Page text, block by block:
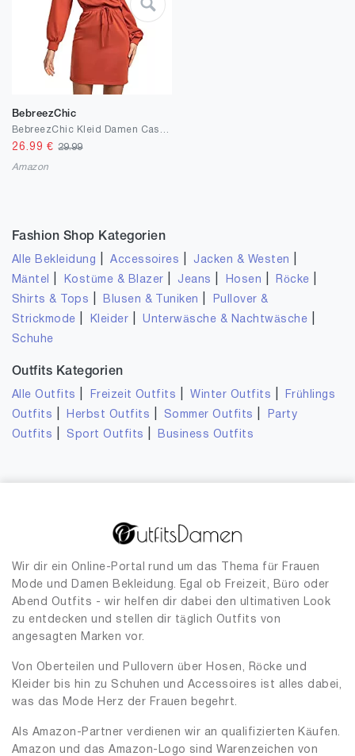
BebreezChic
26.99 €29.99
Amazon
Fashion Shop Kategorien
Alle Bekleidung |Accessoires Jacken & Westen
Mäntel Kostüme & Blazer Jeans Hosen Röcke
Shirts & Tops Blusen & Tuniken
Pullover &
Strickmode
Kleider |Unterwäsche & Nachtwäsche
Schuhe
Outfits Kategorien
Alle Outfits Freizeit Outfits |Winter Outfits
Frühlings
Outfits
Herbst Outfits Sommer Outfits
Party
Outfits
Sport Outfits Business Outfits
Wir dir ein Online-Portal rund um das Thema für Frauen
Mode und Damen Bekleidung. Egal ob Freizeit, Büro oder
Abend Outfits - wir helfen dir dabei den ultimativen Look
zu entdecken und stellen dir täglich Outfits von
angesagten Marken vor.
Von Oberteilen und Pullovern über Hosen, Röcke und
Kleider bis hin zu Schuhen und Accessoires ist alles dabei,
was das Mode Herz der Frauen begehrt.
Als Amazon-Partner verdienen wir an qualifizierten Käufen.
Amazon und das Amazon-Logo sind Warenzeichen von